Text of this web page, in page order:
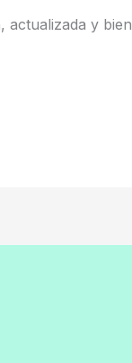
actualizada y bien